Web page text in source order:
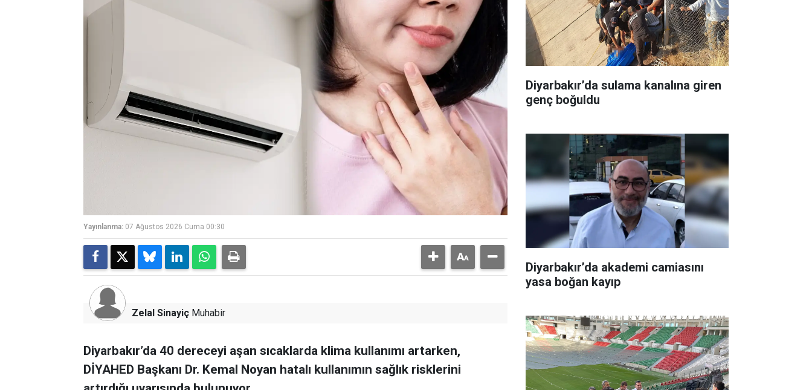
Yayınlanma: 07 Ağustos 2026 Cuma 00:30
Zelal Sinayiç Muhabir
Diyarbakır’da 40 dereceyi aşan sıcaklarda klima kullanımı artarken,
DİYAHED Başkanı Dr. Kemal Noyan hatalı kullanımın sağlık risklerini
Diyarbakır’da sulama kanalına giren
genç boğuldu
Diyarbakır’da akademi camiasını
yasa boğan kayıp